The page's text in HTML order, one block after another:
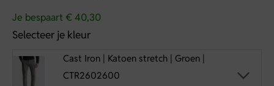
Je bespaart € 40,30
Selecteer je kleur
Cast Iron | Katoen stretch | Groen |
CTR2602600